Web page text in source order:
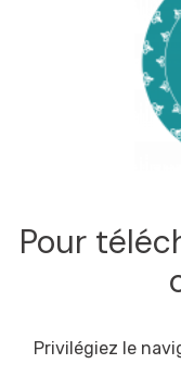
Pour
Privilégiez le